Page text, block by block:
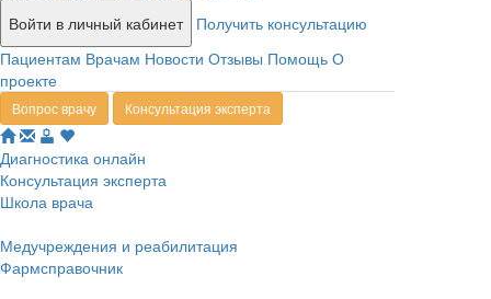
Войти в личный кабинет
Получить консультацию
Пациентам Врачам Новости Отзывы Помощь О
проекте
Вопрос врачу Консультация эксперта
Диагностика онлайн
Консультация эксперта
Школа врача
Медучреждения и реабилитация
Фармсправочник